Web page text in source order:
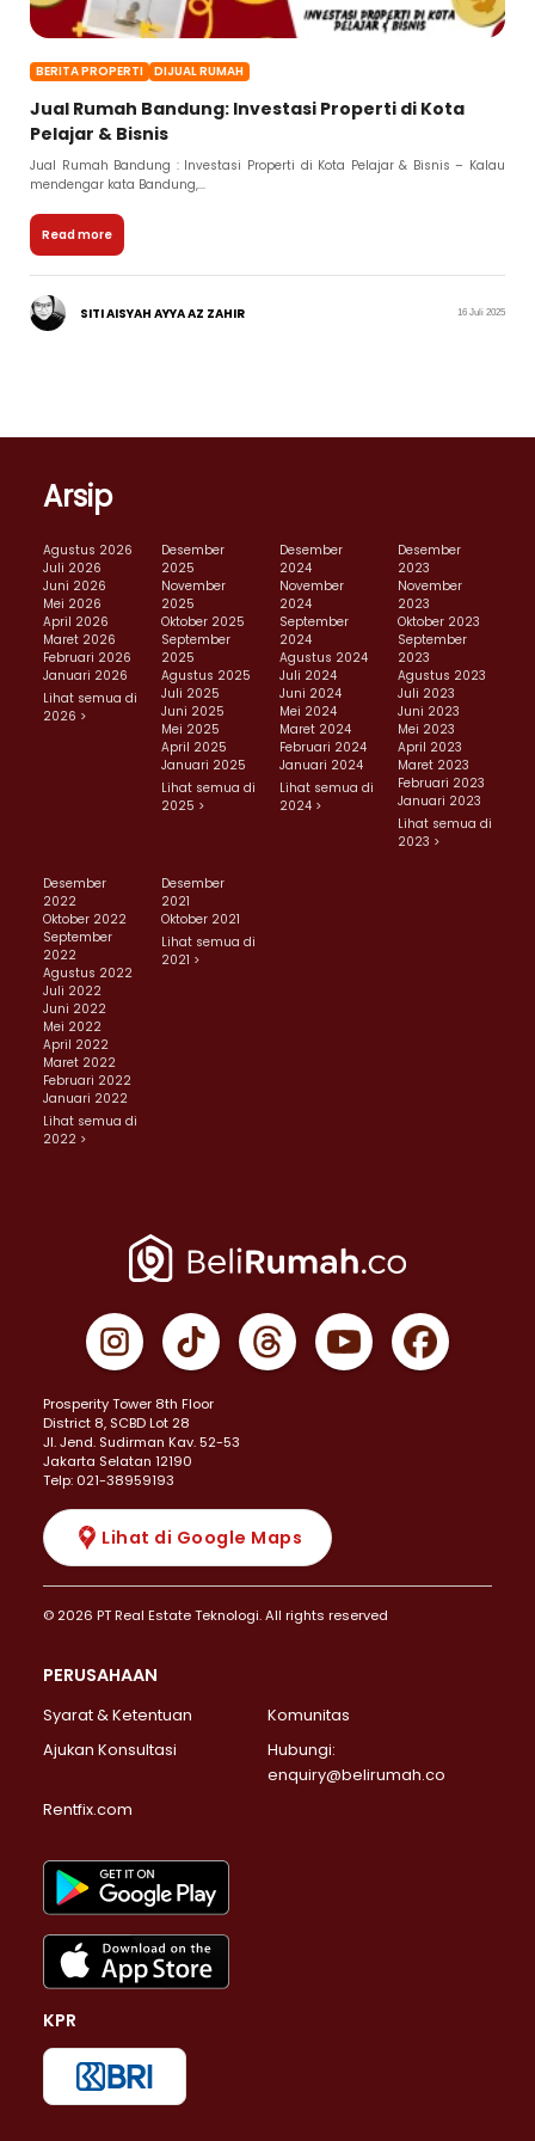
BERITA PROPERTI DIJUAL RUMAH
Jual Rumah Bandung: Investasi Properti di Kota
Pelajar & Bisnis
Jual Rumah Bandung : Investasi Properti di Kota Pelajar & Bisnis – Kalau
mendengar kata Bandung,...
Read more
SITI AISYAH AYYA AZ ZAHIR 16 Juli 2025
Arsip
Agustus 2026
Juli 2026
Juni 2026
Mei 2026
April 2026
Maret 2026
Februari 2026
Januari 2026
Lihat semua di
2026 >
Desember
2025
November
2025
Oktober 2025
September
2025
Agustus 2025
Juli 2025
Juni 2025
Mei 2025
April 2025
Januari 2025
Lihat semua di
2025 >
Desember
2024
November
2024
September
2024
Agustus 2024
Juli 2024
Juni 2024
Mei 2024
Maret 2024
Februari 2024
Januari 2024
Lihat semua di
2024 >
Desember
2023
November
2023
Oktober 2023
September
2023
Agustus 2023
Juli 2023
Juni 2023
Mei 2023
April 2023
Maret 2023
Februari 2023
Januari 2023
Lihat semua di
2023 >
Desember
2022
Oktober 2022
September
2022
Agustus 2022
Juli 2022
Juni 2022
Mei 2022
April 2022
Maret 2022
Februari 2022
Januari 2022
Lihat semua di
2022 >
Desember
2021
Oktober 2021
Lihat semua di
2021 >
Prosperity Tower 8th Floor
District 8, SCBD Lot 28
JI. Jend. Sudirman Kav. 52-53
Jakarta Selatan 12190
Telp: 021-38959193
Lihat di Google Maps
© 2026 PT Real Estate Teknologi. All rights reserved
PERUSAHAAN
Syarat & Ketentuan
Komunitas
Ajukan Konsultasi
Hubungi:
enquiry@belirumah.co
Rentfix.com
KPR